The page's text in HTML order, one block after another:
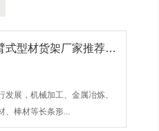
星空体育入口:2026单臂式型材货架厂家推荐钢管存储货架悬臂式伸缩式悬臂型材存储电动伸缩厂家优选指南！
展，机械加工、金属冶炼、
、棒材等长条形...